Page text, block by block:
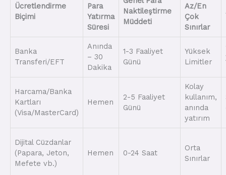
Ücretlendirme
Biçimi
Para
Yatırma
Süresi
Naktileştirme
Müddeti
Az/En
Çok
Sınırlar
Banka
Transferi/EFT
Anında
– 30
Dakika
1-3 Faaliyet
Günü
Yüksek
Limitler
Harcama/Banka
Kartları
(Visa/MasterCard)
Hemen
2-5 Faaliyet
Günü
Kolay
kullanım,
anında
yatırım
Dijital Cüzdanlar
(Papara, Jeton,
Mefete vb.)
Hemen 0-24 Saat
Orta
Sınırlar